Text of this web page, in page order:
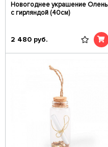
Новогоднее украшение Олень
с гирляндой (40см)
2 480 руб.